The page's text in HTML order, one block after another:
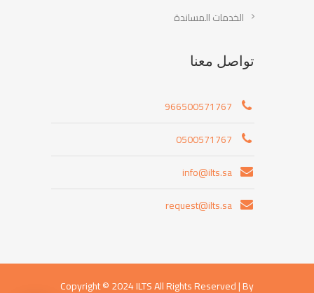
الخدمات المساندة
تواصل معنا
966500571767
0500571767
info@ilts.sa
request@ilts.sa
Copyright © 2024 ILTS All Rights Reserved |By